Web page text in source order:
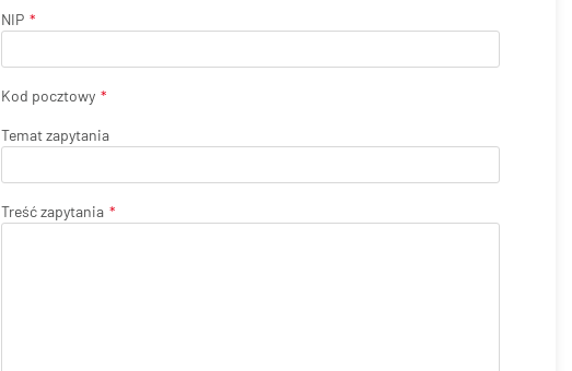
NIP
Kod pocztowy
Temat zapytania
Treść zapytania